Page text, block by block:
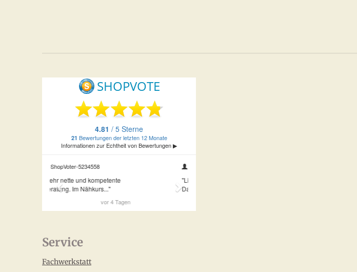
Service
Fachwerkstatt